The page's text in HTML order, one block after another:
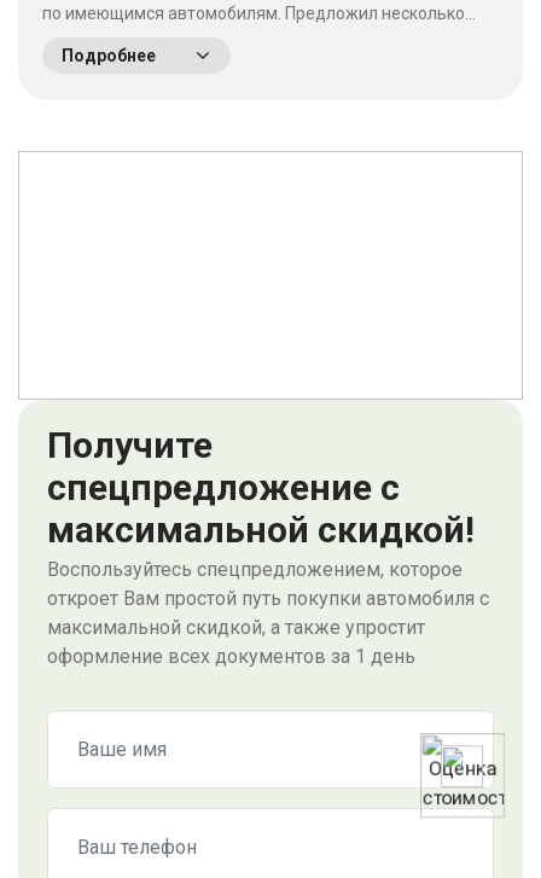
по имеющимся автомобилям. Предложил несколько
пожалели что приехали сюда! Качество работы на
Подробнее
Получите
спецпредложение с
максимальной скидкой!
Воспользуйтесь спецпредложением, которое
откроет Вам простой путь покупки автомобиля с
максимальной скидкой, а также упростит
оформление всех документов за 1 день